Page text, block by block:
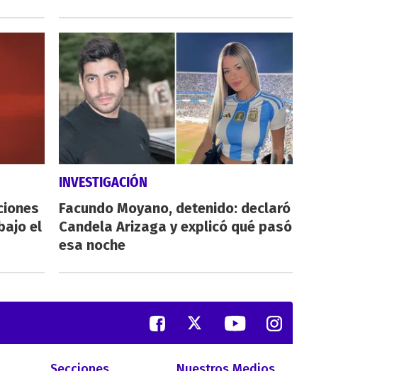
el
INVESTIGACIÓN
Facundo Moyano, detenido: declaró
Candela Arizaga y explicó qué pasó
esa noche